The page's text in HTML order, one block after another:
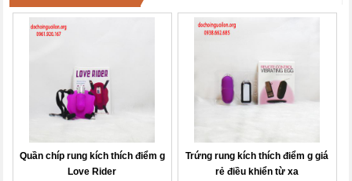
Quần chíp rung kích thích điểm g
Love Rider
Trứng rung kích thích điểm g giá
rẻ điều khiển từ xa